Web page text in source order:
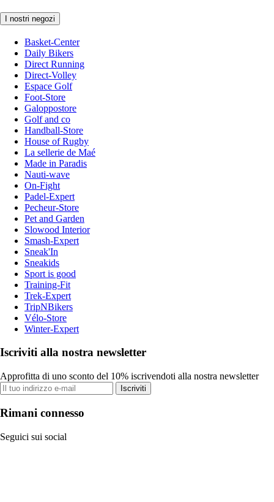
I nostri negozi
Basket-Center
Daily Bikers
Direct Running
Direct-Volley
Espace Golf
Foot-Store
Galoppostore
Golf and co
Handball-Store
House of Rugby
La sellerie de Maé
Made in Paradis
Nauti-wave
On-Fight
Padel-Expert
Pecheur-Store
Pet and Garden
Slowood Interior
Smash-Expert
Sneak'In
Sneakids
Sport is good
Training-Fit
Trek-Expert
TripNBikers
Vélo-Store
Winter-Expert
Iscriviti alla nostra newsletter
Approfitta di uno sconto del 10% iscrivendoti alla nostra newsletter
Iscriviti
Rimani connesso
Seguici sui social